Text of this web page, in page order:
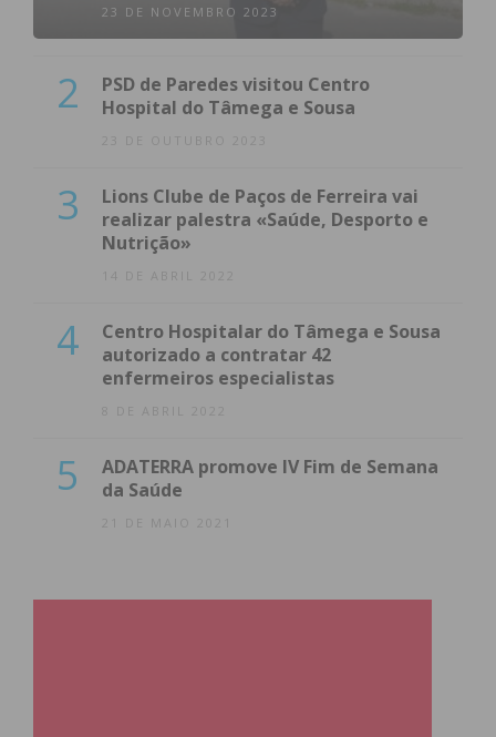
23 DE NOVEMBRO 2023
2
PSD de Paredes visitou Centro
Hospital do Tâmega e Sousa
23 DE OUTUBRO 2023
3
Lions Clube de Paços de Ferreira vai
realizar palestra «Saúde, Desporto e
Nutrição»
14 DE ABRIL 2022
4
Centro Hospitalar do Tâmega e Sousa
autorizado a contratar 42
enfermeiros especialistas
8 DE ABRIL 2022
5
ADATERRA promove IV Fim de Semana
da Saúde
21 DE MAIO 2021